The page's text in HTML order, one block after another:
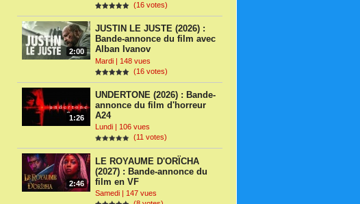
(16 votes)
2:00
JUSTIN LE JUSTE (2026) :
Bande-annonce du film avec
Alban Ivanov
Mardi | 148 vues
(16 votes)
1:26
UNDERTONE (2026) : Bande-
annonce du film d'horreur
A24
Lundi | 106 vues
(11 votes)
2:46
LE ROYAUME D'ORÏCHA
(2027) : Bande-annonce du
film en VF
Samedi | 147 vues